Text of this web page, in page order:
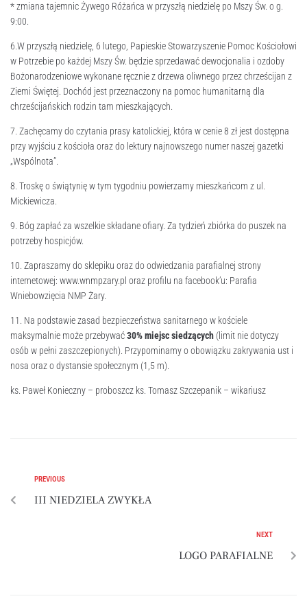
* zmiana tajemnic Żywego Różańca w przyszłą niedzielę po Mszy Św. o g.
9:00.
6.W przyszłą niedzielę, 6 lutego, Papieskie Stowarzyszenie Pomoc Kościołowi
w Potrzebie po każdej Mszy Św. będzie sprzedawać dewocjonalia i ozdoby
Bożonarodzeniowe wykonane ręcznie z drzewa oliwnego przez chrześcijan z
Ziemi Świętej. Dochód jest przeznaczony na pomoc humanitarną dla
chrześcijańskich rodzin tam mieszkających.
7. Zachęcamy do czytania prasy katolickiej, która w cenie 8 zł jest dostępna
przy wyjściu z kościoła oraz do lektury najnowszego numer naszej gazetki
„Wspólnota”.
8. Troskę o świątynię w tym tygodniu powierzamy mieszkańcom z ul.
Mickiewicza.
9. Bóg zapłać za wszelkie składane ofiary. Za tydzień zbiórka do puszek na
potrzeby hospicjów.
10. Zapraszamy do sklepiku oraz do odwiedzania parafialnej strony
internetowej: www.wnmpzary.pl oraz profilu na facebook’u: Parafia
Wniebowzięcia NMP Żary.
11. Na podstawie zasad bezpieczeństwa sanitarnego w kościele
maksymalnie może przebywać30% miejsc siedzących (limit nie dotyczy
osób w pełni zaszczepionych). Przypominamy o obowiązku zakrywania ust i
nosa oraz o dystansie społecznym (1,5 m).
ks. Paweł Konieczny – proboszcz ks. Tomasz Szczepanik – wikariusz
PREVIOUS
III NIEDZIELA ZWYKŁA
NEXT
LOGO PARAFIALNE